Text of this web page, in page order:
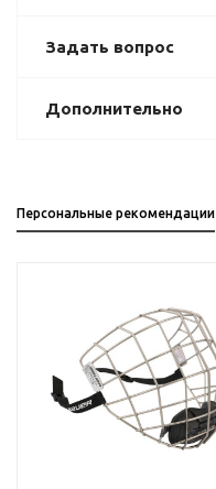
Задать вопрос
Дополнительно
Персональные рекомендации